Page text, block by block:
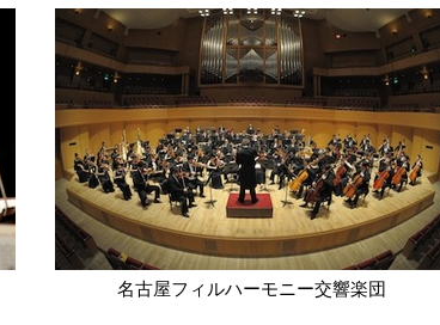
名古屋フィルハーモニー交響楽団